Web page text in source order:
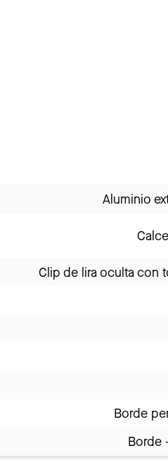
Aluminio
Clip de lira oculta con
Borde
Borde